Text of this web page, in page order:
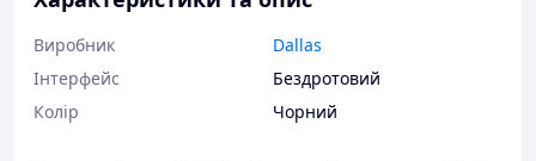
Виробник
Dallas
Інтерфейс
Бездротовий
Колір
Чорний